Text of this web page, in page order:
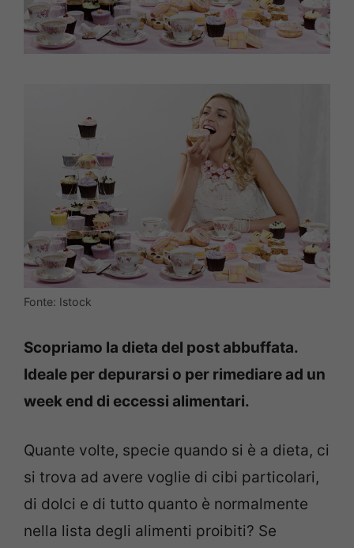
Fonte: Istock
Scopriamo la dieta del post abbuffata.
Ideale per depurarsi o per rimediare ad un
week end di eccessi alimentari.
Quante volte, specie quando si è a dieta, ci
si trova ad avere voglie di cibi particolari,
di dolci e di tutto quanto è normalmente
nella lista degli alimenti proibiti? Se